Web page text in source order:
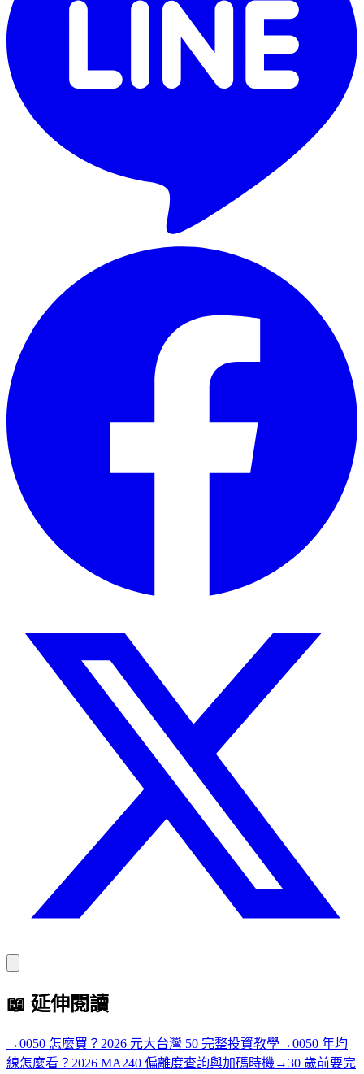
📖 延伸閱讀
→0050 怎麼買？2026 元大台灣 50 完整投資教學→0050 年均
線怎麼看？2026 MA240 偏離度查詢與加碼時機 →30 歲前要完